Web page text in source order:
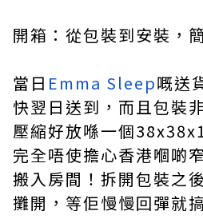
開箱：從包裝到安裝，
當日 Emma Sleep嘅送
快翌日送到，而且包裝
壓縮好放喺一個
完全唔使擔心香港嗰啲
搬入房間！拆開包裝之
攤開，等佢慢慢回彈就